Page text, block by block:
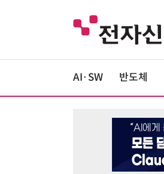
AI·SW 반도체